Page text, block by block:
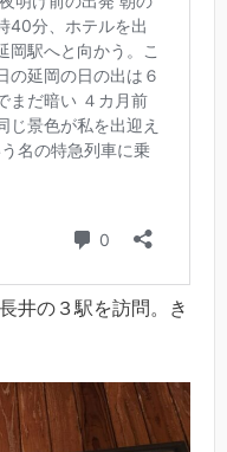
井の３駅を訪問。き